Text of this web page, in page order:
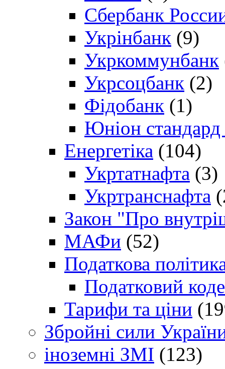
Сбербанк
Укрінбанк (9)
Укркоммунбанк
Укрсоцбанк (2)
Фідобанк (1)
Юніон стандард
Енергетіка (104)
Укртатнафта (3)
Укртранснафта
Закон "Про
МАФи (52)
Податкова
Податковий
Тарифи та ціни
Збройні сили
іноземні ЗМІ (123)